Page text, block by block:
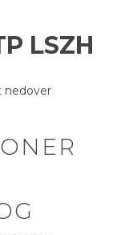
LSZH
nedover